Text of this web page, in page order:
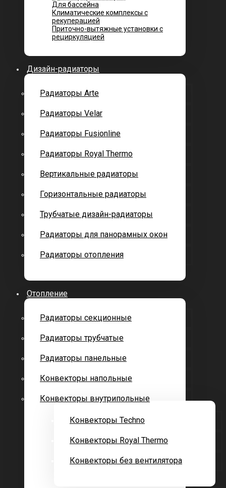
Для бассейна
Климатические комплексы с
рекуперацией
Приточно-вытяжные установки с
рециркуляцией
Дизайн-радиаторы
Радиаторы Arte
Радиаторы Velar
Радиаторы Fusionline
Радиаторы Royal Thermo
Вертикальные радиаторы
Горизонтальные радиаторы
Трубчатые дизайн-радиаторы
Радиаторы для панорамных окон
Радиаторы отопления
Отопление
Радиаторы секционные
Радиаторы трубчатые
Радиаторы панельные
Конвекторы напольные
Конвекторы внутрипольные
Конвекторы Techno
Конвекторы Royal Thermo
Конвекторы без вентилятора